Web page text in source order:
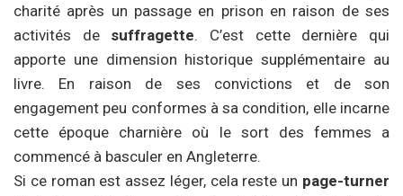
charité après un passage en prison en raison de ses
activités de suffragette. C’est cette dernière qui
apporte une dimension historique supplémentaire au
livre. En raison de ses convictions et de son
engagement peu conformes à sa condition, elle incarne
cette époque charnière où le sort des femmes a
commencé à basculer en Angleterre.
Si ce roman est assez léger, cela reste un page-turner